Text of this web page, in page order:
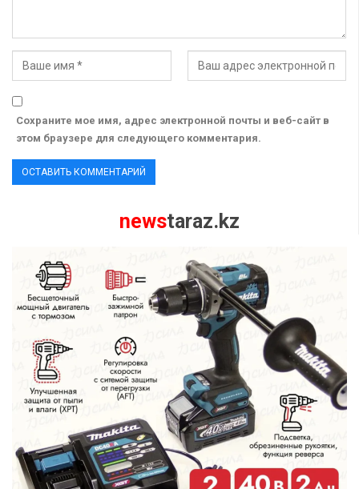
Сохраните мое имя, адрес электронной почты и веб-сайт в
этом браузере для следующего комментария.
newstaraz.kz